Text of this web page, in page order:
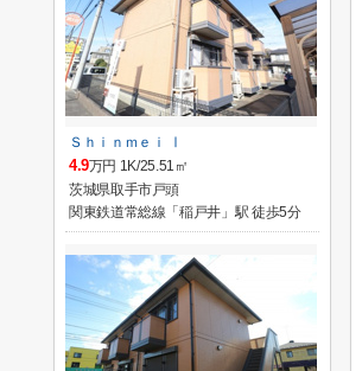
Ｓｈｉｎｍｅｉ Ⅰ
4.9万円 1K/25.51㎡
茨城県取手市戸頭
関東鉄道常総線「稲戸井」駅 徒歩5分